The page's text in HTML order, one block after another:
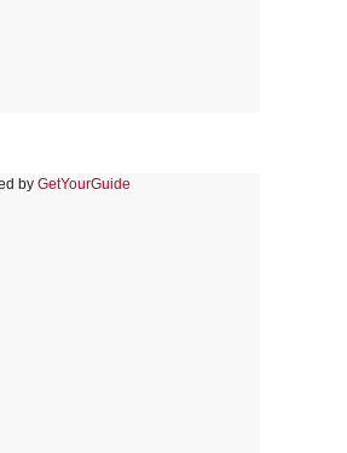
by GetYourGuide